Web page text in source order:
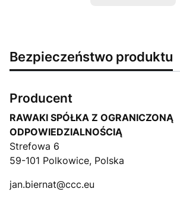
Bezpieczeństwo produktu
Producent
RAWAKI SPÓŁKA Z OGRANICZONĄ
ODPOWIEDZIALNOŚCIĄ
Strefowa 6
59-101 Polkowice, Polska
jan.biernat@ccc.eu